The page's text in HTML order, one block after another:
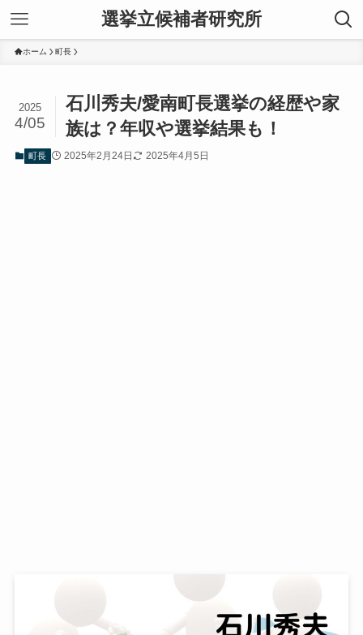
選挙立候補者研究所
ホーム 町長
石川秀夫/愛南町長選挙の経歴や家
族は？年収や選挙結果も！
2025
4/05
町長 2025年2月24日 2025年4月5日